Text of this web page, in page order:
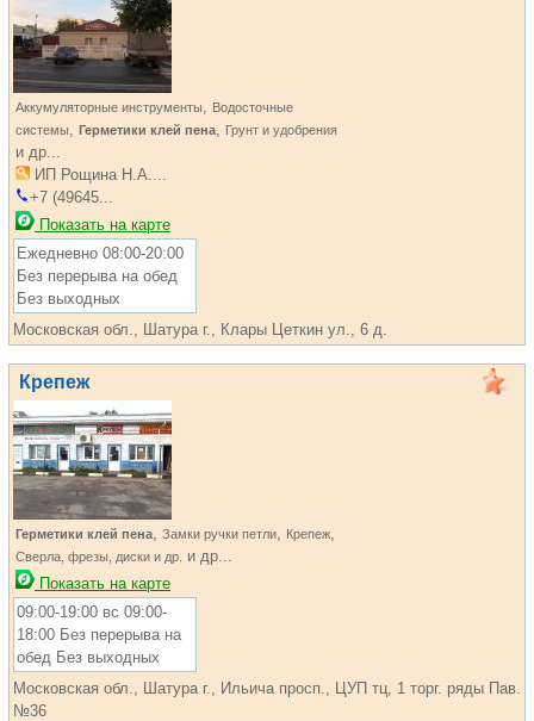
Аккумуляторные инструменты, Водосточные
системы, Герметики клей пена, Грунт и удобрения
и др...
ИП Рощина Н.А....
+7 (49645...
Показать на карте
Ежедневно 08:00-20:00
Без перерыва на обед
Без выходных
Московская обл., Шатура г., Клары Цеткин ул., 6 д.
Крепеж
Герметики клей пена, Замки ручки петли, Крепеж,
Сверла, фрезы, диски и др.
и др...
Показать на карте
09:00-19:00 вс 09:00-
18:00 Без перерыва на
обед Без выходных
Московская обл., Шатура г., Ильича просп., ЦУП тц, 1 торг. ряды Пав.
№36